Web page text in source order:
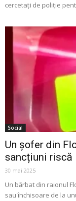
cercetați de poliție
Social
Un șofer din
sancțiuni riscă
30 mai 2025
Un bărbat din raionul
sau închisoare de la